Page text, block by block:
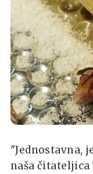
"Jednostavna,
naša čitateljica